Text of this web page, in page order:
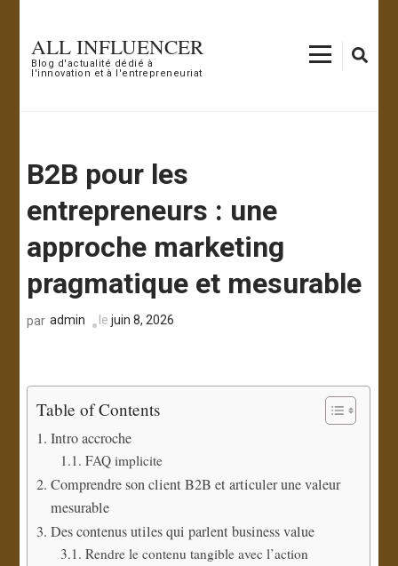
contenu
(Pressez
ALL INFLUENCER
Blog d'actualité dédié à
l'innovation et à l'entrepreneuriat
B2B pour les
entrepreneurs : une
approche marketing
pragmatique et mesurable
par admin lejuin 8, 2026
Table of Contents
Intro accroche
FAQ implicite
Comprendre son client B2B et articuler une valeur
mesurable
Des contenus utiles qui parlent business value
Rendre le contenu tangible avec l’action